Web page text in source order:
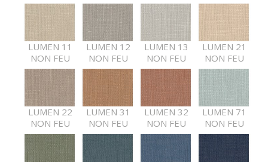
LUMEN 11
NON FEU
LUMEN 12
NON FEU
LUMEN 13
NON FEU
LUMEN 21
NON FEU
LUMEN 22
NON FEU
LUMEN 31
NON FEU
LUMEN 32
NON FEU
LUMEN 71
NON FEU